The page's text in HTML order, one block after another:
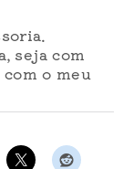
seja com
o meu